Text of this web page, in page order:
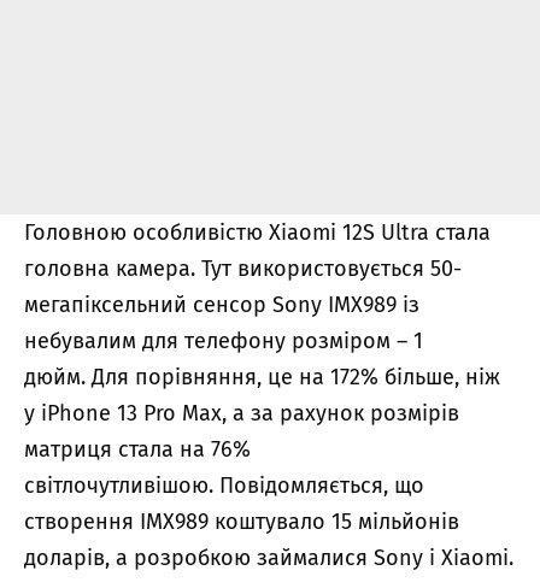
Головною особливістю Xiaomi 12S Ultra стала
головна камера. Тут використовується 50-
мегапіксельний сенсор Sony IMX989 із
небувалим для телефону розміром – 1
дюйм. Для порівняння, це на 172% більше, ніж
у iPhone 13 Pro Max, а за рахунок розмірів
матриця стала на 76%
світлочутливішою. Повідомляється, що
створення IMX989 коштувало 15 мільйонів
доларів, а розробкою займалися Sony і Xiaomi.